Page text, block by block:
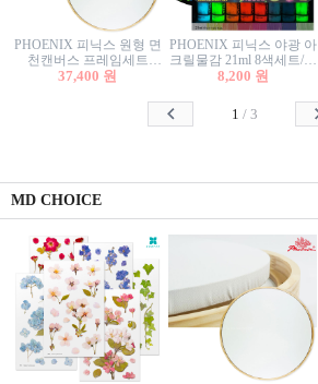
PHOENIX 피닉스 원형 면
천캔버스 프레임세트
40cm/원형캔버스/플로팅
37,400 원
PHOENIX 피닉스 야광 아
크릴물감 21ml 8색세트/야
광물감
8,200 원
1 / 3
MD CHOICE